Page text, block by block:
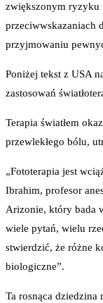
zwiększonym ryzyku
przeciwwskazaniach
przyjmowaniu
Poniżej tekst z USA
zastosowań
Terapia światłem
przewlekłego bólu,
„Fototerapia jest
Ibrahim, profesor
Arizonie, który bada
wiele pytań, wielu
stwierdzić, że różne
biologiczne”.
Ta rosnąca dziedzina